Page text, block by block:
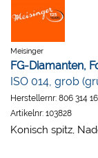
Meisinger
FG-Diamanten,
ISO 014, grob
Herstellernr: 806 314
Artikelnr: 103828
Konisch spitz,